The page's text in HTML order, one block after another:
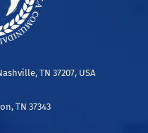
TN 37207, USA
TN 37343